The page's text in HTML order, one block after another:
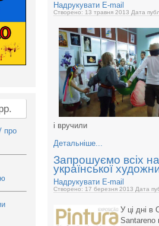
про
Надрукувати E-mail
Створено: 13 травня 2013 Дата
і вручили
Детальніше...
Запрошуємо всіх
української
Надрукувати E-mail
Створено: 17 березня 2013 Дата
У ці дні в
Santareno